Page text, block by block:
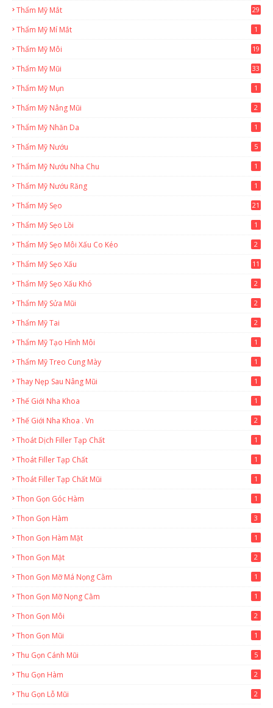
Thẩm Mỹ Mắt 29
Thẩm Mỹ Mí Mắt 1
Thẩm Mỹ Môi 19
Thẩm Mỹ Mũi 33
Thẩm Mỹ Mụn 1
Thẩm Mỹ Nâng Mũi 2
Thẩm Mỹ Nhăn Da 1
Thẩm Mỹ Nướu 5
Thẩm Mỹ Nướu Nha Chu 1
Thẩm Mỹ Nướu Răng 1
Thẩm Mỹ Sẹo 21
Thẩm Mỹ Sẹo Lồi 1
Thẩm Mỹ Sẹo Môi Xấu Co Kéo 2
Thẩm Mỹ Sẹo Xấu 11
Thẩm Mỹ Sẹo Xấu Khó 2
Thẩm Mỹ Sửa Mũi 2
Thẩm Mỹ Tai 2
Thẩm Mỹ Tạo Hình Môi 1
Thẩm Mỹ Treo Cung Mày 1
Thay Nẹp Sau Nâng Mũi 1
Thế Giới Nha Khoa 1
Thế Giới Nha Khoa . Vn 2
Thoát Dịch Filler Tạp Chất 1
Thoát Filler Tạp Chất 1
Thoát Filler Tạp Chất Mũi 1
Thon Gọn Góc Hàm 1
Thon Gọn Hàm 3
Thon Gọn Hàm Mặt 1
Thon Gọn Mặt 2
Thon Gọn Mỡ Má Nọng Cằm 1
Thon Gọn Mỡ Nọng Cằm 1
Thon Gọn Môi 2
Thon Gọn Mũi 1
Thu Gọn Cánh Mũi 5
Thu Gọn Hàm 2
Thu Gọn Lỗ Mũi 2